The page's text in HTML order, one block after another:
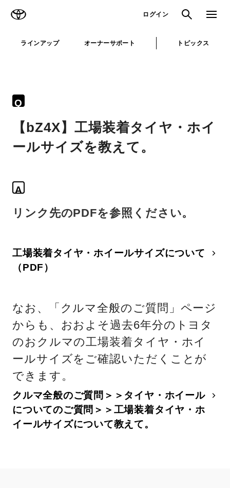
ログイン 検索 メニュ
ラインアップ オーナーサポート トピックス
Q
【bZ4X】工場装着タイヤ・ホイ
ールサイズを教えて。
A
リンク先のPDFを参照ください。
工場装着タイヤ・ホイールサイズについて
（PDF）
なお、「クルマ全般のご質問」ページ
からも、おおよそ過去6年分のトヨタ
のおクルマの工場装着タイヤ・ホイ
ールサイズをご確認いただくことが
できます。
クルマ全般のご質問＞＞タイヤ・ホイール
についてのご質問＞＞工場装着タイヤ・ホ
イールサイズについて教えて。